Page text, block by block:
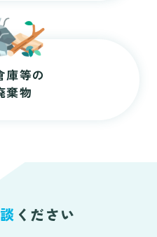
庫等の
棄物
ください